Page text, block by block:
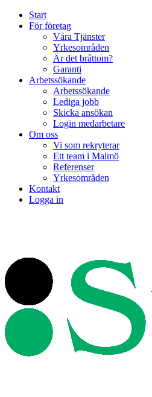
Start
För företag
Våra Tjänster
Yrkesområden
Är det bråttom?
Garanti
Arbetssökande
Arbetssökande
Lediga jobb
Skicka ansökan
Login medarbetare
Om oss
Vi som rekryterar
Ett team i Malmö
Referenser
Yrkesområden
Kontakt
Logga in